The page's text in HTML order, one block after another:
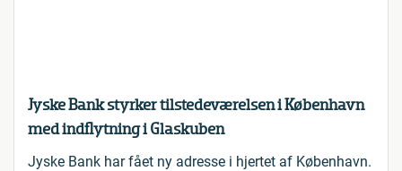
Jyske Bank styrker tilstedeværelsen i København
med indflytning i Glaskuben
Jyske Bank har fået ny adresse i hjertet af København.